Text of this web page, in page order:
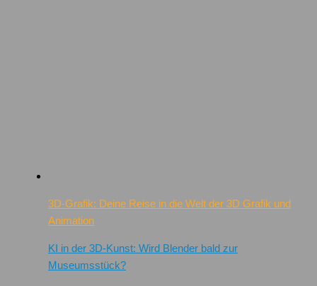
3D-Grafik: Deine Reise in die Welt der 3D Grafik und
Animation
KI in der 3D-Kunst: Wird Blender bald zur
Museumsstück?